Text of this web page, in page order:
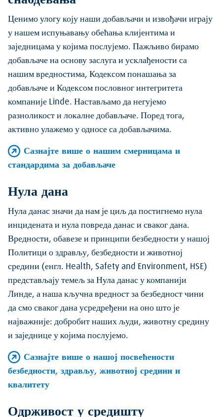
Ценимо улогу коју наши добављачи и извођачи играју
у нашем испуњавању обећања клијентима и
заједницама у којима послујемо. Пажљиво бирамо
добављаче на основу заслуга и усклађености са
нашим вредностима, Кодексом понашања за
добављаче и Кодексом пословног интегритета
компаније Linde. Настављамо да негујемо
разноликост и локалне добављаче. Поред тога,
активно улажемо у односе са добављачима.
Сазнајте више о нашим смерницама и
стандардима за добављаче
Нула дана
Нула данас значи да нам је циљ да постигнемо нула
инцидената и нула повреда данас и сваког дана.
Вредности, обавезе и принципи безбедности у нашој
Политици о здрављу, безбедности и животној
средини (енгл. Health, Safety and Environment, HSE)
представљају темељ за Нула данас у компанији
Линде, а наша кључна вредност за безбедност чини
да смо сваког дана усредређени на оно што је
најважније: добробит наших људи, животну средину
и заједнице у којима послујемо.
Сазнајте више о нашој посвећености
безбедности, здрављу, животној средини и
квалитету
Одрживост у средишту